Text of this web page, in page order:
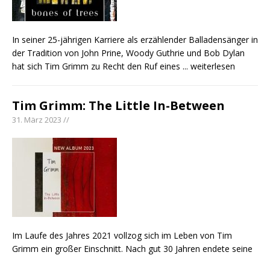
In seiner 25-jährigen Karriere als erzählender Balladensänger in
der Tradition von John Prine, Woody Guthrie und Bob Dylan
hat sich Tim Grimm zu Recht den Ruf eines ... weiterlesen
Tim Grimm: The Little In-Between
31. März 2023 //
Im Laufe des Jahres 2021 vollzog sich im Leben von Tim
Grimm ein großer Einschnitt. Nach gut 30 Jahren endete seine